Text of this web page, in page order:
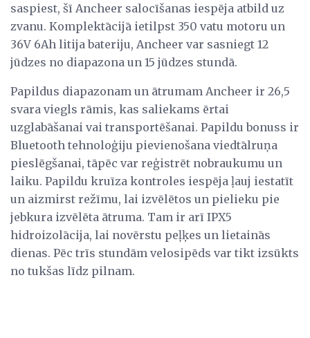
saspiest, šī Ancheer salocīšanas iespēja atbild uz
zvanu. Komplektācijā ietilpst 350 vatu motoru un
36V 6Ah litija bateriju, Ancheer var sasniegt 12
jūdzes no diapazona un 15 jūdzes stundā.
Papildus diapazonam un ātrumam Ancheer ir 26,5
svara viegls rāmis, kas saliekams ērtai
uzglabāšanai vai transportēšanai. Papildu bonuss ir
Bluetooth tehnoloģiju pievienošana viedtālruņa
pieslēgšanai, tāpēc var reģistrēt nobraukumu un
laiku. Papildu kruīza kontroles iespēja ļauj iestatīt
un aizmirst režīmu, lai izvēlētos un pielieku pie
jebkura izvēlēta ātruma. Tam ir arī IPX5
hidroizolācija, lai novērstu peļķes un lietainās
dienas. Pēc trīs stundām velosipēds var tikt izsūkts
no tukšas līdz pilnam.